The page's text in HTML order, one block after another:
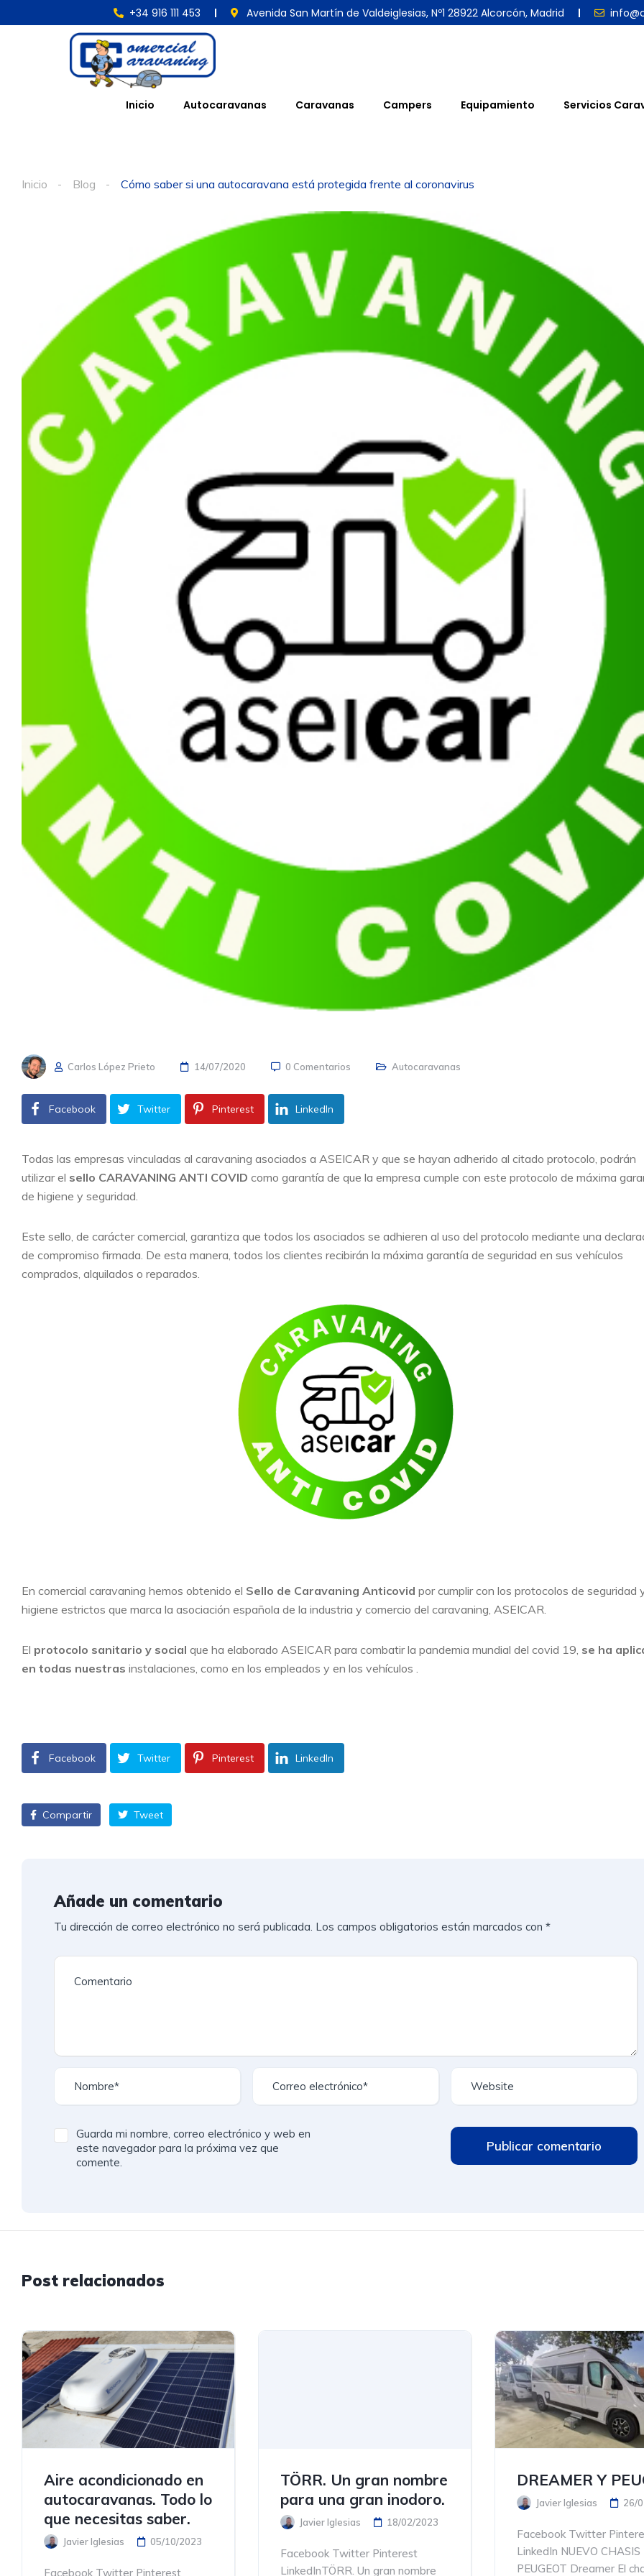
+34 916 111 453 Avenida San Martín de Valdeiglesias, Nº1 28922 Alcorcón, Madrid
Inicio Autocaravanas Caravanas Campers Equipamiento Servicios
Inicio Blog Cómo saber si una autocaravana está protegida frente al coronavirus
Carlos López Prieto 14/07/2020 0 Comentarios Autocaravanas
Facebook Twitter Pinterest LinkedIn
Todas las empresas vinculadas al caravaning asociados a ASEICAR y que se hayan adherido al citado protocolo, podrán
utilizar el sello CARAVANING ANTI COVID como garantía de que la empresa cumple con este protocolo de máxima
de higiene y seguridad.
Este sello, de carácter comercial, garantiza que todos los asociados se adhieren al uso del protocolo mediante una
de compromiso firmada. De esta manera, todos los clientes recibirán la máxima garantía de seguridad en sus vehículos
comprados, alquilados o reparados.
En comercial caravaning hemos obtenido el Sello de Caravaning Anticovid por cumplir con los protocolos de seguridad
higiene estrictos que marca la asociación española de la industria y comercio del caravaning, ASEICAR.
El protocolo sanitario y social que ha elaborado ASEICAR para combatir la pandemia mundial del covid 19, se ha
en todas nuestras instalaciones, como en los empleados y en los vehículos .
Facebook Twitter Pinterest LinkedIn
Compartir Tweet
Añade un comentario
Tu dirección de correo electrónico no será publicada. Los campos obligatorios están marcados con *
Guarda mi nombre, correo electrónico y web en
este navegador para la próxima vez que
comente.
Publicar comentario
Post relacionados
Aire acondicionado en
autocaravanas. Todo lo
que necesitas saber.
Javier Iglesias 05/10/2023
Facebook Twitter Pinterest
TÖRR. Un gran nombre
para una gran inodoro.
Javier Iglesias 18/02/2023
Facebook Twitter Pinterest
LinkedInTÖRR. Un gran nombre
DREAMER Y
Javier Iglesias 26/
Facebook Twitter
LinkedIn NUEVO CHASIS
PEUGEOT Dreamer El